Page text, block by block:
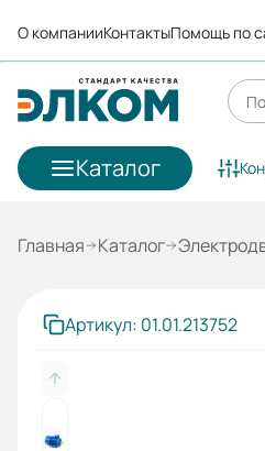
О компанииКонтактыПомощь по
Каталог
Главная Каталог
Артикул: 01.01.213752